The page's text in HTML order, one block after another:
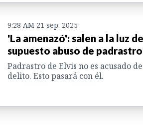
9:28 AM 21 sep. 2025
'La amenazó': salen a la luz
supuesto abuso de
Padrastro de Elvis no es acusado
delito. Esto pasará con él.